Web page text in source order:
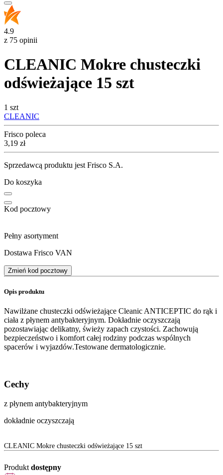
4.9
z 75 opinii
CLEANIC Mokre chusteczki
odświeżające 15 szt
1 szt
CLEANIC
Frisco poleca
Cena
3,19 zł
Sprzedawcą produktu jest Frisco S.A.
Do koszyka
Kod pocztowy
Pełny asortyment
Dostawa Frisco VAN
Zmień kod pocztowy
Opis produktu
Nawilżane chusteczki odświeżające Cleanic ANTICEPTIC do rąk i
ciała z płynem antybakteryjnym. Dokładnie oczyszczają
pozostawiając delikatny, świeży zapach czystości. Zachowują
bezpieczeństwo i komfort całej rodziny podczas wspólnych
spacerów i wyjazdów.Testowane dermatologicznie.
Cechy
z płynem antybakteryjnym
dokładnie oczyszczają
CLEANIC Mokre chusteczki odświeżające 15 szt
Produkt dostępny